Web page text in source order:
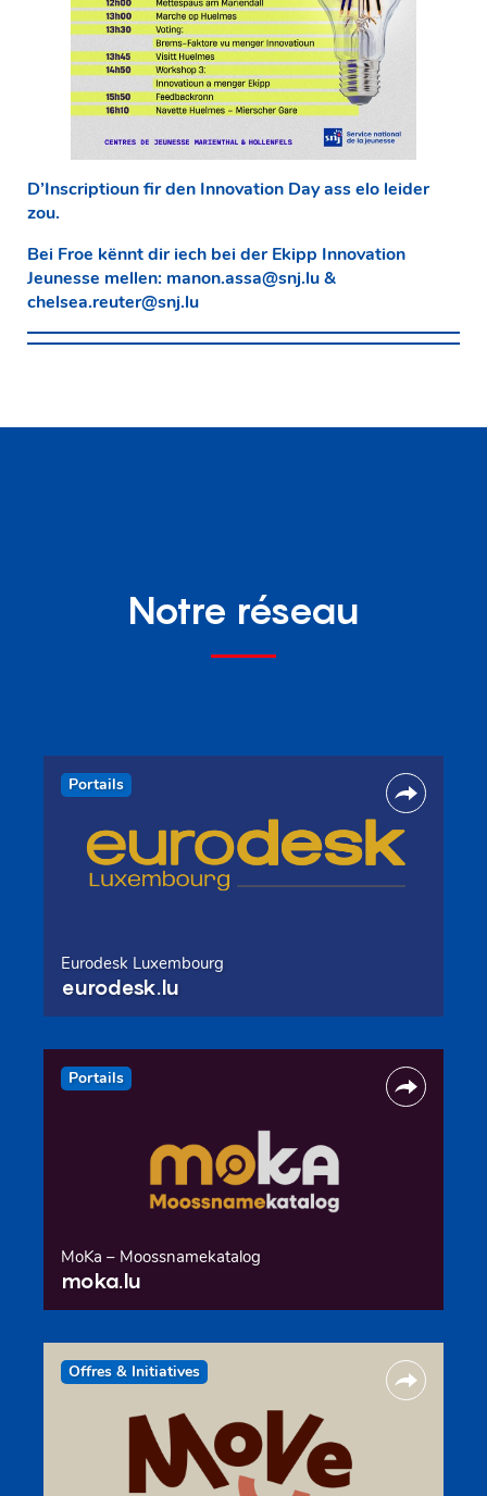
D’Inscriptioun fir den Innovation Day ass elo leider
zou.
Bei Froe kënnt dir iech bei der Ekipp Innovation
Jeunesse mellen: manon.assa@snj.lu&
chelsea.reuter@snj.lu
Notre réseau
Portails
Eurodesk Luxembourg
eurodesk.lu
Portails
MoKa – Moossnamekatalog
moka.lu
Offres & Initiatives